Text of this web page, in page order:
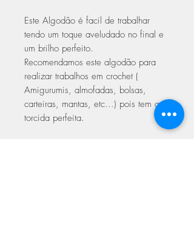
Este Algodão é facil de trabalhar
tendo um toque aveludado no final e
um brilho perfeito.
Recomendamos este algodão para
realizar trabalhos em crochet (
Amigurumis, almofadas, bolsas,
carteiras, mantas, etc...) pois tem a
torcida perfeita.